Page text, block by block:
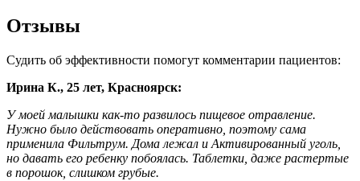
Отзывы
Судить об эффективности помогут комментарии пациентов:
Ирина К., 25 лет, Красноярск:
У моей малышки как-то развилось пищевое отравление.
Нужно было действовать оперативно, поэтому сама
применила Фильтрум. Дома лежал и Активированный уголь,
но давать его ребенку побоялась. Таблетки, даже растертые
в порошок, слишком грубые.